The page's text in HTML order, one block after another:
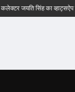
सिंह का व्हाट्सऐप हैक,